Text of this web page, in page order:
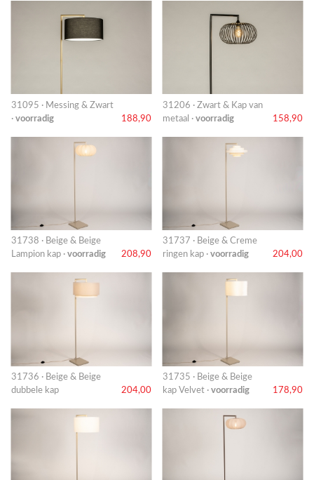
31095 · Messing & Zwart
· voorradig 188,90
31206 · Zwart & Kap van
metaal · voorradig 158,90
31738 · Beige & Beige
Lampion kap · voorradig 208,90
31737 · Beige & Creme
ringen kap · voorradig 204,00
31736 · Beige & Beige
dubbele kap
204,00
31735 · Beige & Beige
kap Velvet · voorradig 178,90